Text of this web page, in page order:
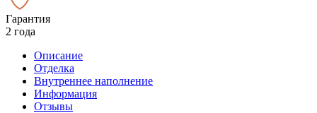
Гарантия
2 года
Описание
Отделка
Внутреннее наполнение
Информация
Отзывы